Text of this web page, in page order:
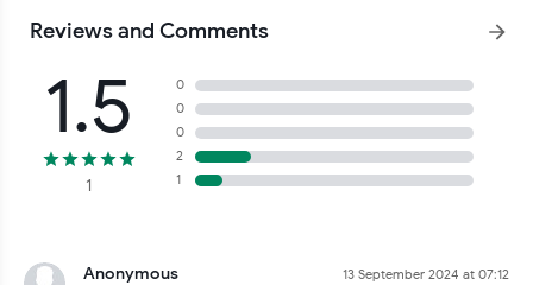
Reviews and Comments
1.5
1
0
0
0
2
1
Anonymous 13 September 2024 at 07:12